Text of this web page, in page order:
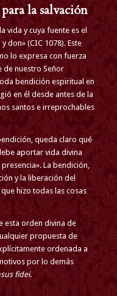
la salvación
vida y cuya fuente es el
don» (CIC 1078). Este
lo expresa con fuerza
de nuestro Señor
bendición espiritual en
en él desde antes de la
santos e irreprochables
queda claro qué
aportar vida divina
La bendición,
y la liberación del
hizo todas las cosas
esta orden divina de
propuesta de
ordenada a
por lo demás
fidei.